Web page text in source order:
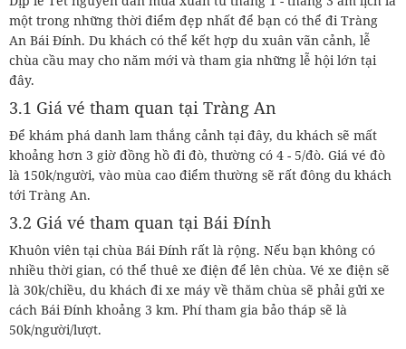
một trong những thời điểm đẹp nhất để bạn có thể đi Tràng
An Bái Đính. Du khách có thể kết hợp du xuân vãn cảnh, lễ
chùa cầu may cho năm mới và tham gia những lễ hội lớn tại
đây.
3.1 Giá vé tham quan tại Tràng An
Để khám phá danh lam thắng cảnh tại đây, du khách sẽ mất
khoảng hơn 3 giờ đồng hồ đi đò, thường có 4 - 5/đò. Giá vé đò
là 150k/người, vào mùa cao điểm thường sẽ rất đông du khách
tới Tràng An.
3.2 Giá vé tham quan tại Bái Đính
Khuôn viên tại chùa Bái Đính rất là rộng. Nếu bạn không có
nhiều thời gian, có thể thuê xe điện để lên chùa. Vé xe điện sẽ
là 30k/chiều, du khách đi xe máy về thăm chùa sẽ phải gửi xe
cách Bái Đính khoảng 3 km. Phí tham gia bảo tháp sẽ là
50k/người/lượt.